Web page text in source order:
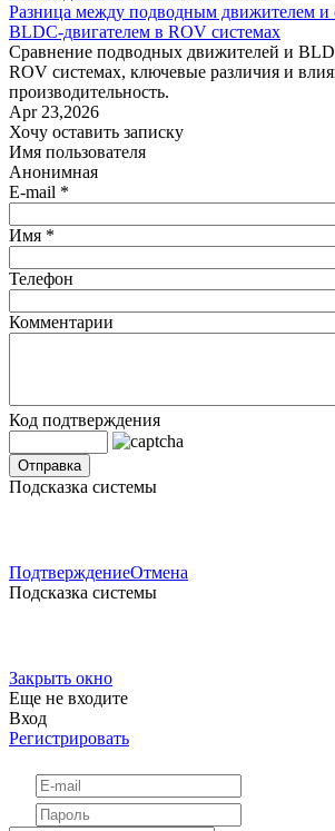
Разница между подводным движителем и
BLDC-двигателем в ROV системах
Сравнение подводных движителей и
ROV системах, ключевые различия и
производительность.
Apr 23,2026
Хочу оставить записку
Имя пользователя
Анонимная
E-mail *
Имя *
Телефон
Комментарии
Код подтверждения
Подсказка системы
ПодтверждениеОтмена
Подсказка системы
Закрыть окно
Еще не входите
Вход
Регистрировать